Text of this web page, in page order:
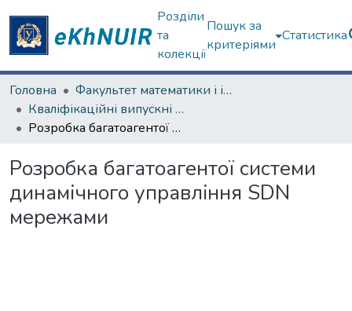
Розділи
та
колекції
Пошук за
критеріями
Статистика
Головна
Факультет математики і інформатики
Кваліфікаційні випускні роботи магістрів. Факультет математики і інформатики
Розробка багатоагентої системи динамiчного управлiння SDN мережами
Розробка багатоагентої системи
динамiчного управлiння SDN
мережами